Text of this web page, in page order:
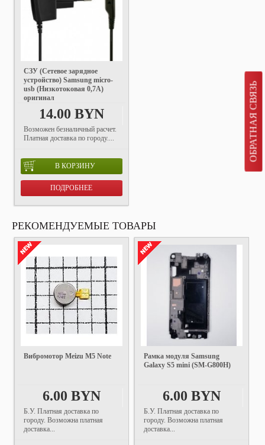
ОБРАТНАЯ СВЯЗЬ
СЗУ (Сетевое зарядное
устройство) Samsung micro-
usb (Низкотоковая 0,7A)
оригинал
14.00 BYN
Возможен безналичный расчет.
Платная доставка по городу....
В КОРЗИНУ
ПОДРОБНЕЕ
РЕКОМЕНДУЕМЫЕ ТОВАРЫ
Вибромотор Meizu M5 Note
6.00 BYN
Б.У. Платная доставка по
городу. Возможна платная
доставка...
Рамка модуля Samsung
Galaxy S5 mini (SM-G800H)
6.00 BYN
Б.У. Платная доставка по
городу. Возможна платная
доставка...